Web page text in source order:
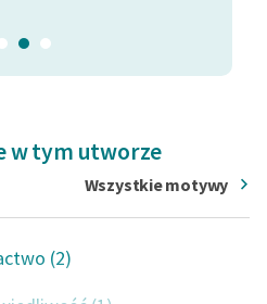
w tym utworze
Wszystkie motywy
(2)